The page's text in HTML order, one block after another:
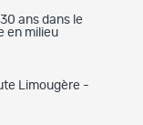
ans dans le
en milieu
Limougère -